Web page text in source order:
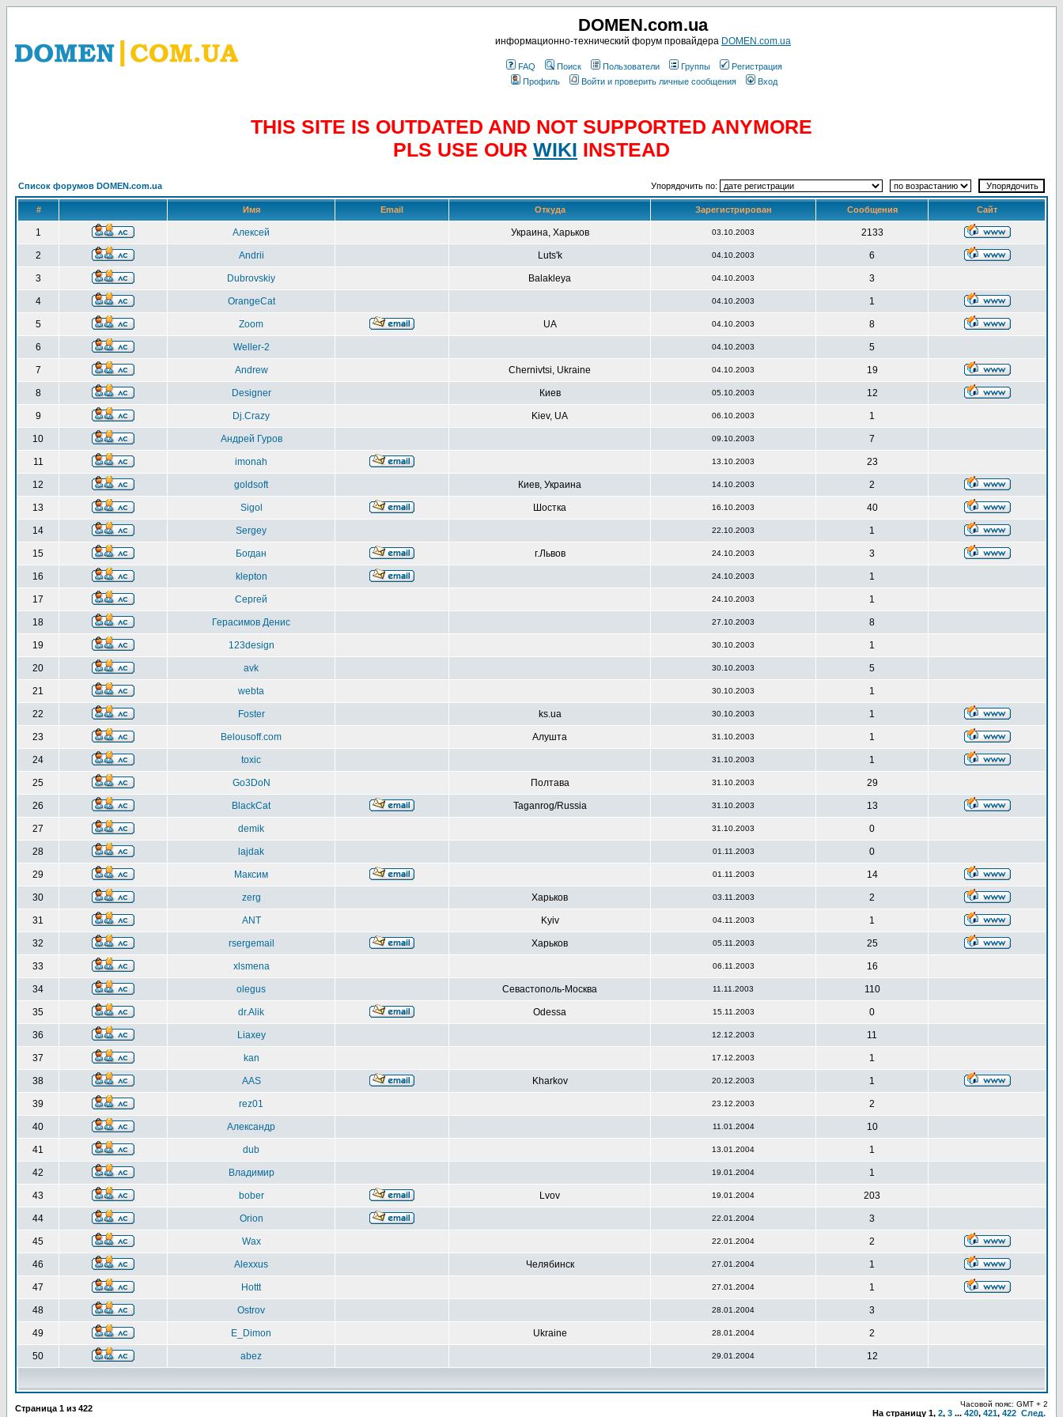
DOMEN.com.ua
информационно-технический форум провайдера DOMEN.com.ua
FAQ Поиск Пользователи Группы
Регистрация
Профиль
Войти и проверить личные сообщения Вход
THIS SITE IS OUTDATED AND NOT SUPPORTED ANYMORE
PLS USE OUR WIKI INSTEAD
Список форумов DOMEN.com.ua Упорядочить по:
# Имя Email Откуда Зарегистрирован Сообщения Сайт
1 Алексей Украина, Харьков 03.10.2003 2133
2 Andrii Luts'k 04.10.2003 6
3 Dubrovskiy Balakleya 04.10.2003 3
4 OrangeCat 04.10.2003 1
5 Zoom UA 04.10.2003 8
6 Weller-2 04.10.2003 5
7 Andrew Chernivtsi, Ukraine 04.10.2003 19
8 Designer Киев 05.10.2003 12
9 Dj.Crazy Kiev, UA 06.10.2003 1
10 Андрей Гуров 09.10.2003 7
11 imonah 13.10.2003 23
12 goldsoft Киев, Украина 14.10.2003 2
13 Sigol Шостка 16.10.2003 40
14 Sergey 22.10.2003 1
15 Богдан г.Львов 24.10.2003 3
16 klepton 24.10.2003 1
17 Сергей 24.10.2003 1
18 Герасимов Денис 27.10.2003 8
19 123design 30.10.2003 1
20 avk 30.10.2003 5
21 webta 30.10.2003 1
22 Foster ks.ua 30.10.2003 1
23 Belousoff.com Алушта 31.10.2003 1
24 toxic 31.10.2003 1
25 Go3DoN Полтава 31.10.2003 29
26 BlackCat Taganrog/Russia 31.10.2003 13
27 demik 31.10.2003 0
28 lajdak 01.11.2003 0
29 Максим 01.11.2003 14
30 zerg Харьков 03.11.2003 2
31 ANT Kyiv 04.11.2003 1
32 rsergemail Харьков 05.11.2003 25
33 xlsmena 06.11.2003 16
34 olegus Севастополь-Москва 11.11.2003 110
35 dr.Alik Odessa 15.11.2003 0
36 Liaxey 12.12.2003 11
37 kan 17.12.2003 1
38 AAS Kharkov 20.12.2003 1
39 rez01 23.12.2003 2
40 Александр 11.01.2004 10
41 dub 13.01.2004 1
42 Владимир 19.01.2004 1
43 bober Lvov 19.01.2004 203
44 Orion 22.01.2004 3
45 Wax 22.01.2004 2
46 Alexxus Челябинск 27.01.2004 1
47 Hottt 27.01.2004 1
48 Ostrov 28.01.2004 3
49 E_Dimon Ukraine 28.01.2004 2
50 abez 29.01.2004 12
Страница 1 из 422 Часовой пояс: GMT + 2
На страницу 1, 2, 3 ... 420, 421, 422 След.